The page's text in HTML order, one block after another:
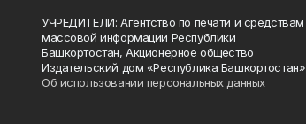
УЧРЕДИТЕЛИ: Агентство по печати и средствам
массовой информации Республики
Башкортостан, Акционерное общество
Издательский дом «Республика Башкортостан»
Об использовании персональных данных